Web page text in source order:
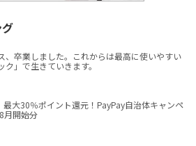
、卒業しました。これからは最高に使いやすい
ク」で生きていきます。
最大30％ポイント還元！PayPay自治体キャンペ
月開始分